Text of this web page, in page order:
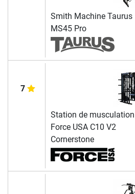
Smith Machine Taurus
MS45 Pro
7
Station de musculation
Force USA C10 V2
Cornerstone